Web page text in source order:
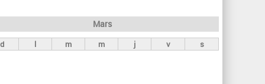
r
c
Mars
d l m m j v s